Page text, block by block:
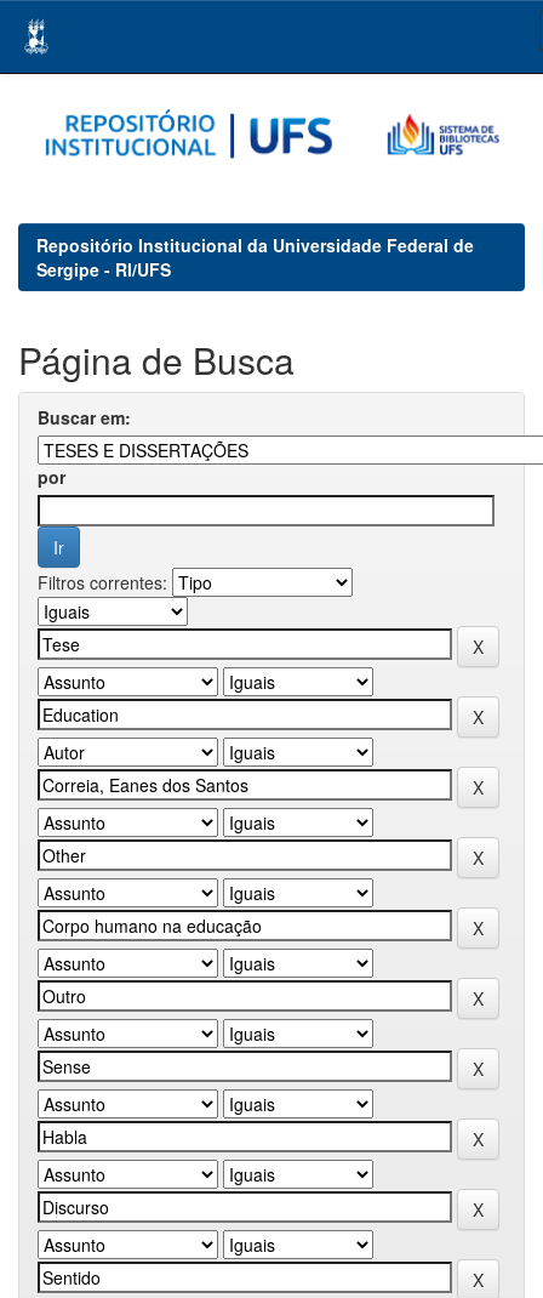
navigation
Repositório Institucional da Universidade Federal de
Sergipe - RI/UFS
Página de Busca
Buscar em:
por
Filtros correntes: